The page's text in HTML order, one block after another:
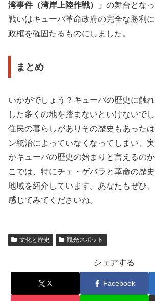
湾事件（湾岸上陸作戦）」 の舞台とな
戦いはキューバ革命政府の完全な勝利
政権を確固たるものにしました。
まとめ
いかがでしょう？キューバの歴史に触
した多くの地を踏まないといけないで
住民の暮らしがありその歴史もあった
ン統治によっていなくなってしまい、
がキューバの歴史の始まりと言えるの
こでは、特にチェ・ゲバラと革命の歴
地域を紹介しています。あなたもぜひ
感じてみてくださいね。
文化と歴史 観光スポット
シェアする
X Facebook